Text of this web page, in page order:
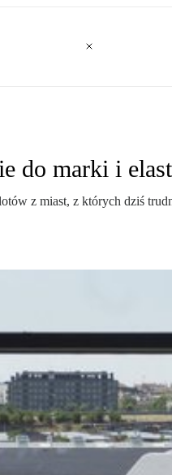
do marki i
z miast, z których dziś